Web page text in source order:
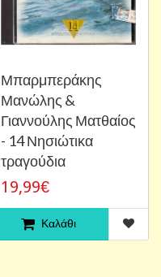
Μπαρμπεράκης
Μανώλης &
Γιαννούλης Ματθαίος
- 14 Νησιώτικα
τραγούδια
19,99€
Καλάθι